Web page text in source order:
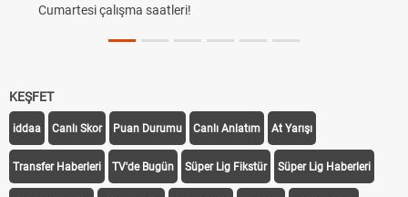
Cumartesi çalışma saatleri!
KEŞFET
iddaa Canlı Skor Puan Durumu Canlı Anlatım At Yarışı
Transfer Haberleri TV'de Bugün Süper Lig Fikstür Süper Lig Haberleri